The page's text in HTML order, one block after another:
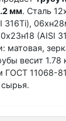
мм. Сталь
316Ti),
(AISI
матовая,
весит 1.78
ГОСТ 11068-